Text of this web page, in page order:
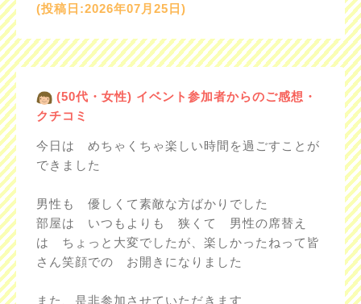
(投稿日:2026年07月25日)
(50代・女性) イベント参加者からのご感想・
クチコミ
今日は めちゃくちゃ楽しい時間を過ごすことが
できました
男性も 優しくて素敵な方ばかりでした
部屋は いつもよりも 狭くて 男性の席替え
は ちょっと大変でしたが、楽しかったねって皆
さん笑顔での お開きになりました
また、是非参加させていただきます